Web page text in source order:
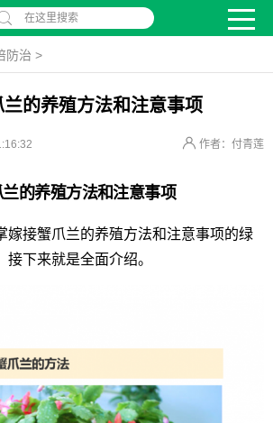
在这里搜索
防治 >
的养殖方法和注意事项
作者：付青莲
的养殖方法和注意事项
嫁接蟹爪兰的养殖方法和注意事项的绿
下来就是全面介绍。